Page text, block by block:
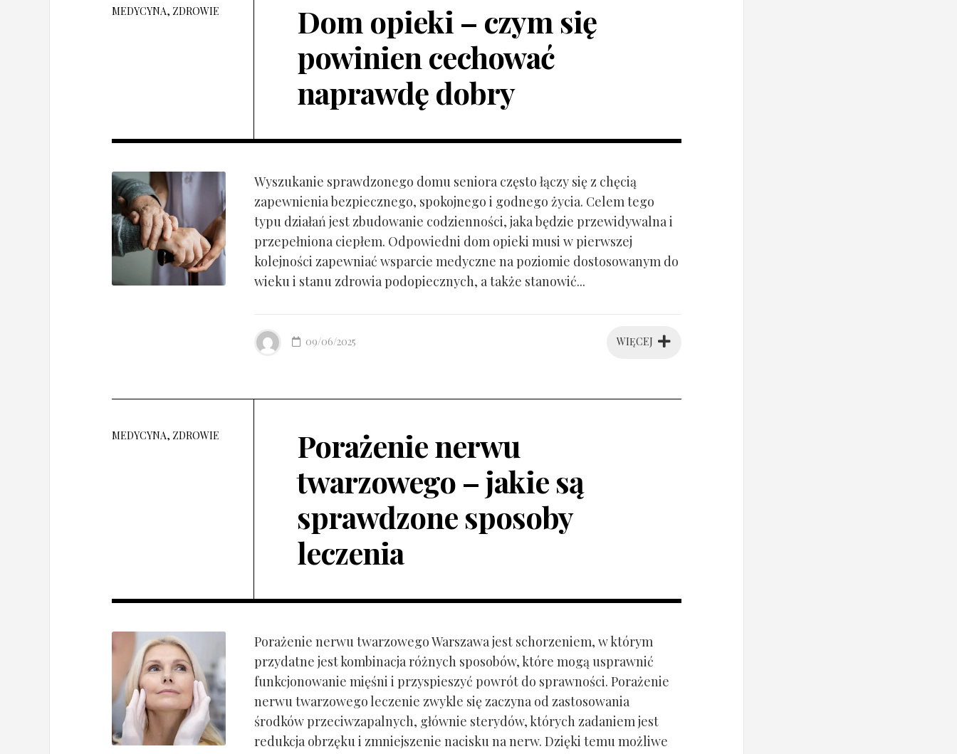
MEDYCYNA, ZDROWIE
Dom opieki – czym się
powinien cechować
naprawdę dobry
Wyszukanie sprawdzonego domu seniora często łączy się z chęcią
zapewnienia bezpiecznego, spokojnego i godnego życia. Celem tego
typu działań jest zbudowanie codzienności, jaka będzie przewidywalna i
przepełniona ciepłem. Odpowiedni dom opieki musi w pierwszej
kolejności zapewniać wsparcie medyczne na poziomie dostosowanym do
wieku i stanu zdrowia podopiecznych, a także stanowić...
WIĘCEJ
09/06/2025
MEDYCYNA, ZDROWIE
Porażenie nerwu
twarzowego – jakie są
sprawdzone sposoby
leczenia
Porażenie nerwu twarzowego Warszawa jest schorzeniem, w którym
przydatne jest kombinacja różnych sposobów, które mogą usprawnić
funkcjonowanie mięśni i przyspieszyć powrót do sprawności. Porażenie
nerwu twarzowego leczenie zwykle się zaczyna od zastosowania
środków przeciwzapalnych, głównie sterydów, których zadaniem jest
redukcja obrzęku i zmniejszenie nacisku na nerw. Dzięki temu możliwe